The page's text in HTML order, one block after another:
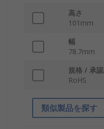
高さ
101mm
幅
78.7mm
規格 / 承認
RoHS
類似製品を探す